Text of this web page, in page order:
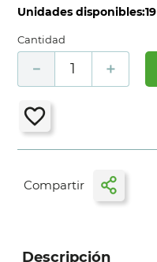
Unidades disponibles:19
Cantidad
＋
－
Descripción